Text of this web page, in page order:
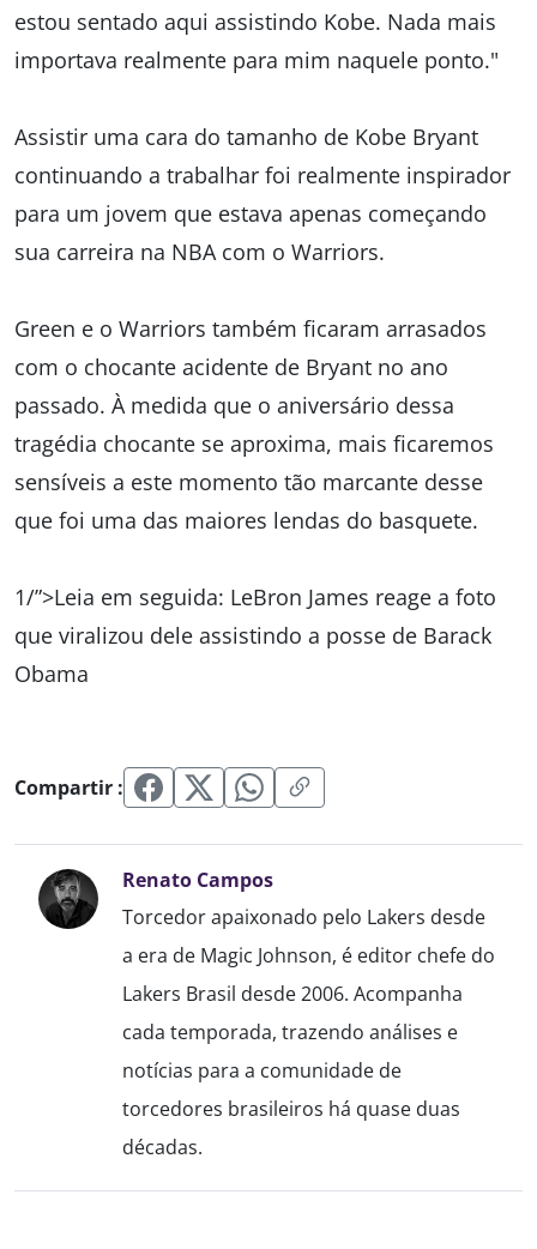
estou sentado aqui assistindo Kobe. Nada mais
importava realmente para mim naquele ponto."
Assistir uma cara do tamanho de Kobe Bryant
continuando a trabalhar foi realmente inspirador
para um jovem que estava apenas começando
sua carreira na NBA com o Warriors.
Green e o Warriors também ficaram arrasados
com o chocante acidente de Bryant no ano
passado. À medida que o aniversário dessa
tragédia chocante se aproxima, mais ficaremos
sensíveis a este momento tão marcante desse
que foi uma das maiores lendas do basquete.
1/”>Leia em seguida: LeBron James reage a foto
que viralizou dele assistindo a posse de Barack
Obama
Compartir :
Renato Campos
Torcedor apaixonado pelo Lakers desde
a era de Magic Johnson, é editor chefe do
Lakers Brasil desde 2006. Acompanha
cada temporada, trazendo análises e
notícias para a comunidade de
torcedores brasileiros há quase duas
décadas.